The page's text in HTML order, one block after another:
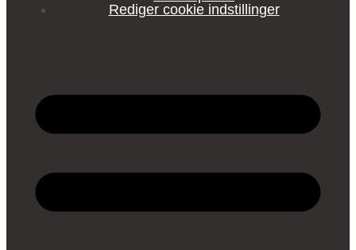
Rediger cookie indstillinger